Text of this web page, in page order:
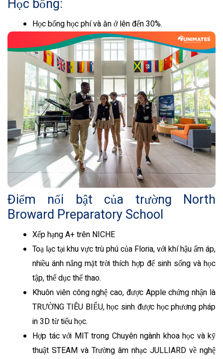
Học bổng:
Học bổng học phí và ăn ở lên đến 30%.
Điểm nổi bật của trường North
Broward Preparatory School
Xếp hạng A+ trên NICHE
Toạ lạc tại khu vực trù phú của Floria, với khí hậu ấm áp,
nhiều ánh nắng mặt trời thích hợp để sinh sống và học
tập, thể dục thể thao.
Khuôn viên công nghệ cao, được Apple chứng nhận là
TRƯỜNG TIÊU BIỂU, học sinh được học phương pháp
in 3D từ tiểu học.
Hợp tác với MIT trong Chuyên ngành khoa học và kỹ
thuật STEAM và Trường âm nhạc JULLIARD về nghệ